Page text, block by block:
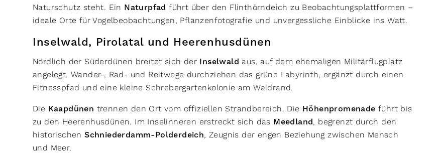
Naturschutz steht. Ein Naturpfad führt über den Flinthörndeich zu Beobachtungsplattformen –
ideale Orte für Vogelbeobachtungen, Pflanzenfotografie und unvergessliche Einblicke ins Watt.
Inselwald, Pirolatal und Heerenhusdünen
Nördlich der Süderdünen breitet sich der Inselwald aus, auf dem ehemaligen Militärflugplatz
angelegt. Wander-, Rad- und Reitwege durchziehen das grüne Labyrinth, ergänzt durch einen
Fitnesspfad und eine kleine Schrebergartenkolonie am Waldrand.
Die Kaapdünen trennen den Ort vom offiziellen Strandbereich. Die Höhenpromenade führt bis
zu den Heerenhusdünen. Im Inselinneren erstreckt sich das Meedland, begrenzt durch den
historischen Schniederdamm-Polderdeich, Zeugnis der engen Beziehung zwischen Mensch
und Meer.